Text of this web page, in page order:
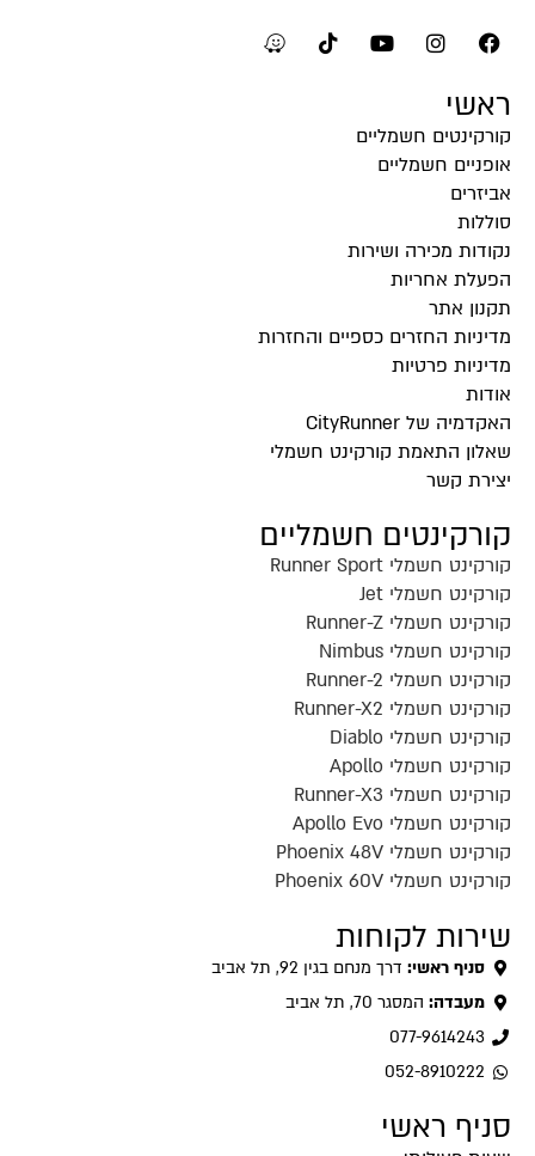
ראשי
קורקינטים חשמליים
אופניים חשמליים
אביזרים
סוללות
נקודות מכירה ושירות
הפעלת אחריות
תקנון אתר
מדיניות החזרים כספיים והחזרות
מדיניות פרטיות
אודות
האקדמיה של CityRunner
שאלון התאמת קורקינט חשמלי
יצירת קשר
קורקינטים חשמליים
קורקינט חשמלי Runner Sport
קורקינט חשמלי Jet
קורקינט חשמלי Runner-Z
קורקינט חשמלי Nimbus
קורקינט חשמלי Runner-2
קורקינט חשמלי Runner-X2
קורקינט חשמלי Diablo
קורקינט חשמלי Apollo
קורקינט חשמלי Runner-X3
קורקינט חשמלי Apollo Evo
קורקינט חשמלי Phoenix 48V
קורקינט חשמלי Phoenix 60V
שירות לקוחות
סניף ראשי: דרך מנחם בגין 92, תל אביב
מעבדה: המסגר 70, תל אביב
077-9614243
052-8910222
סניף ראשי